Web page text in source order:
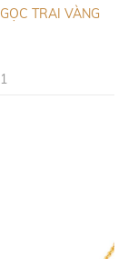
TRAI VÀNG